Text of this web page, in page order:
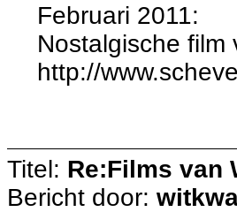
Februari 2011:
Nostalgische film
http://
Titel: Re:Films van
Bericht door: